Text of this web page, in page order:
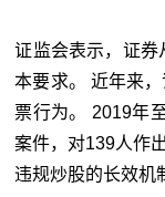
证监会表示，证券
本要求。 近年来
票行为。 2019年
案件，对139人作
违规炒股的长效机